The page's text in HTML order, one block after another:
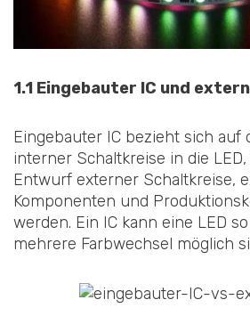
1.1 Eingebauter IC und
Eingebauter IC bezieht sich auf
interner Schaltkreise in die
Entwurf externer Schaltkreise,
Komponenten und
werden. Ein IC kann eine LED
mehrere Farbwechsel möglich